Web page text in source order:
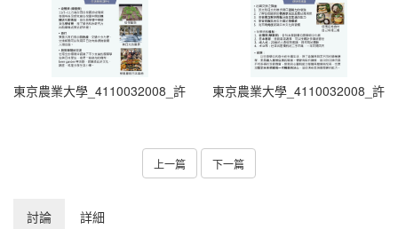
東京農業大學_4110032008_許聞祐_投影片3 - 許聞祐
東京農業大學_4110032008_許
上一篇 下一篇
討論 詳細